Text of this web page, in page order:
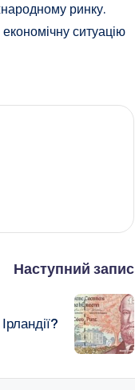
ринку.
ситуацію
Наступний запис